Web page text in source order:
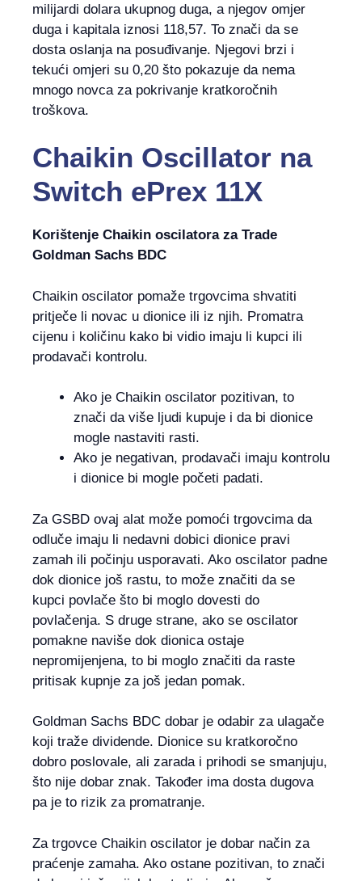
milijardi dolara ukupnog duga, a njegov omjer
duga i kapitala iznosi 118,57. To znači da se
dosta oslanja na posuđivanje. Njegovi brzi i
tekući omjeri su 0,20 što pokazuje da nema
mnogo novca za pokrivanje kratkoročnih
troškova.
Chaikin Oscillator na
Switch ePrex 11X
Korištenje Chaikin oscilatora za Trade
Goldman Sachs BDC
Chaikin oscilator pomaže trgovcima shvatiti
pritječe li novac u dionice ili iz njih. Promatra
cijenu i količinu kako bi vidio imaju li kupci ili
prodavači kontrolu.
Ako je Chaikin oscilator pozitivan, to
znači da više ljudi kupuje i da bi dionice
mogle nastaviti rasti.
Ako je negativan, prodavači imaju kontrolu
i dionice bi mogle početi padati.
Za GSBD ovaj alat može pomoći trgovcima da
odluče imaju li nedavni dobici dionice pravi
zamah ili počinju usporavati. Ako oscilator padne
dok dionice još rastu, to može značiti da se
kupci povlače što bi moglo dovesti do
povlačenja. S druge strane, ako se oscilator
pomakne naviše dok dionica ostaje
nepromijenjena, to bi moglo značiti da raste
pritisak kupnje za još jedan pomak.
Goldman Sachs BDC dobar je odabir za ulagače
koji traže dividende. Dionice su kratkoročno
dobro poslovale, ali zarada i prihodi se smanjuju,
što nije dobar znak. Također ima dosta dugova
pa je to rizik za promatranje.
Za trgovce Chaikin oscilator je dobar način za
praćenje zamaha. Ako ostane pozitivan, to znači